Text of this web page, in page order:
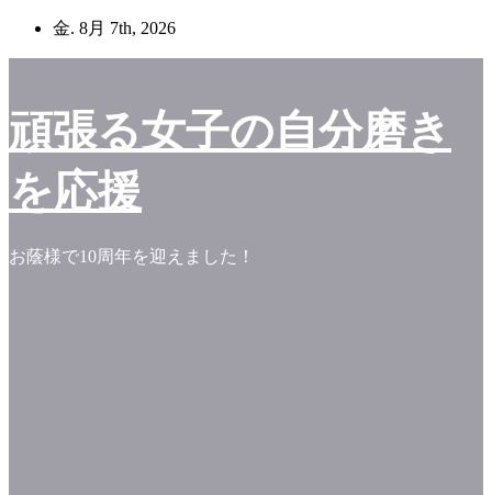
ツ
へ
キ
ッ
金. 8月 7th, 2026
頑張る女子の自分磨き
を応援
お蔭様で10周年を迎えました！